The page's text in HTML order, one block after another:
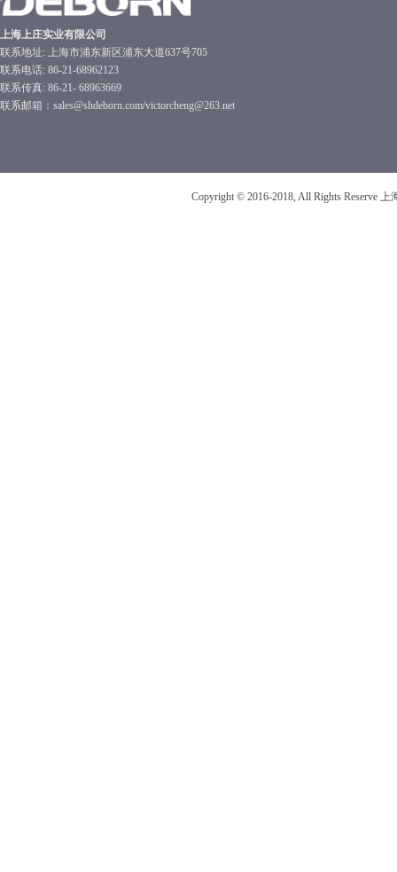
上海上庄实业有限公司
联系地址: 上海市浦东新区浦东大道637号705
联系电话: 86-21-68962123
联系传真: 86-21- 68963669
联系邮箱：sales@shdeborn.com/victorcheng@263.net
Copyright © 2016-2018, All Rights Reserve